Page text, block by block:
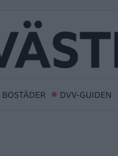
BOSTÄDER DVV-GUIDEN